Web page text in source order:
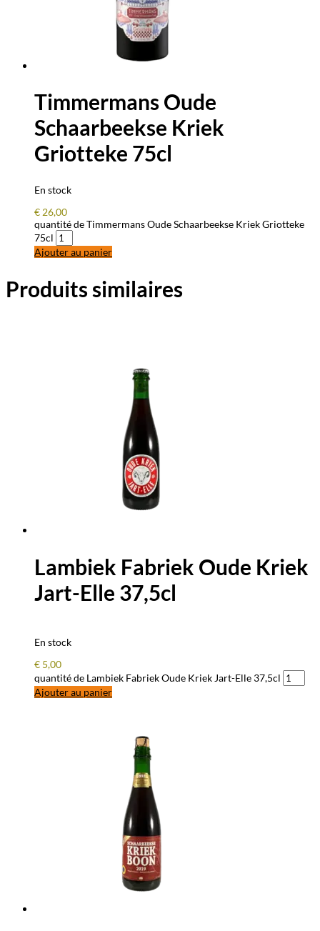
Timmermans Oude
Schaarbeekse Kriek
Griotteke 75cl
En stock
€ 26,00
quantité de Timmermans Oude Schaarbeekse Kriek Griotteke
75cl
Ajouter au panier
Produits similaires
Lambiek Fabriek Oude Kriek
Jart-Elle 37,5cl
En stock
€ 5,00
quantité de Lambiek Fabriek Oude Kriek Jart-Elle 37,5cl
Ajouter au panier